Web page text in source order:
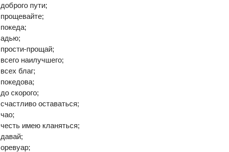
доброго пути;
прощевайте;
покеда;
адью;
прости-прощай;
всего наилучшего;
всех благ;
покедова;
до скорого;
счастливо оставаться;
чао;
честь имею кланяться;
давай;
оревуар;